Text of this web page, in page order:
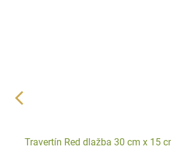
Travertín Red dlažba 30 cm x 15